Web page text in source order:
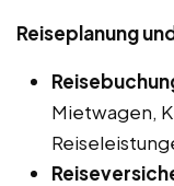
Reiseplanung
Mietwagen,